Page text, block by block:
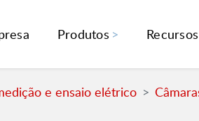
Produtos Recursos
e ensaio elétrico